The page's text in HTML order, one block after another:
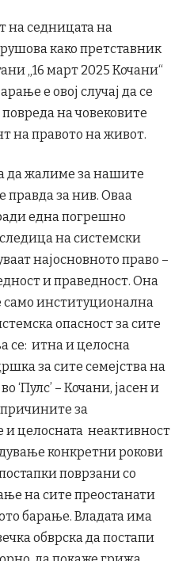
на седницата на
како претставник
„16 март 2025 Кочани“
е овој случај да се
на човековите
на правото на живот.
да жалиме за нашите
правда за нив. Оваа
една погрешно
на системски
најосновното право –
и праведност. Она
институционална
опасност за сите
се: итна и целосна
за сите семејства на
‘Пулс’ – Кочани, јасен и
за
целосната неактивност
конкретни рокови
поврзани со
на сите преостанати
барање. Владата има
обврска да постапи